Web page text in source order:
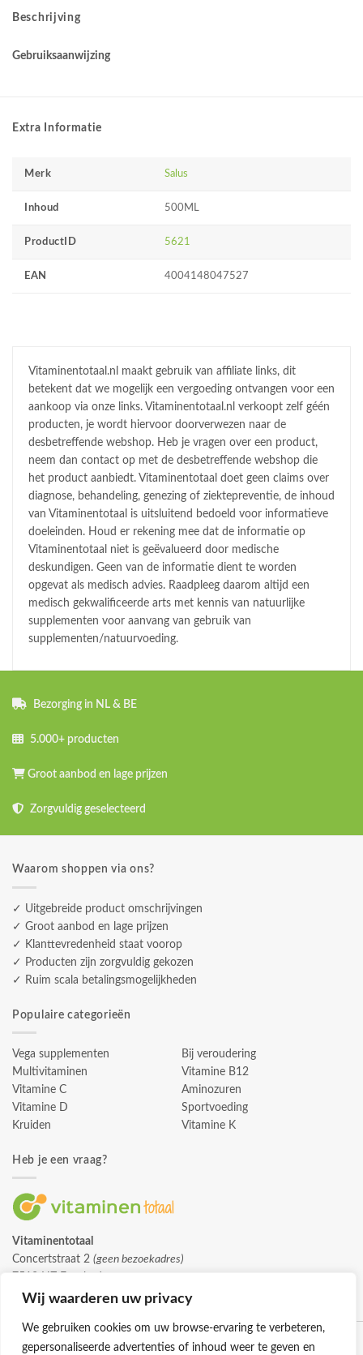
Wij waarderen uw privacy
We gebruiken cookies om uw browse-ervaring te verbeteren,
gepersonaliseerde advertenties of inhoud weer te geven en
Beschrijving
Gebruiksaanwijzing
Extra Informatie
Merk Salus
Inhoud 500ML
ProductID 5621
EAN 4004148047527
Vitaminentotaal.nl maakt gebruik van affiliate links, dit
betekent dat we mogelijk een vergoeding ontvangen voor een
aankoop via onze links. Vitaminentotaal.nl verkoopt zelf géén
producten, je wordt hiervoor doorverwezen naar de
desbetreffende webshop. Heb je vragen over een product,
neem dan contact op met de desbetreffende webshop die
het product aanbiedt. Vitaminentotaal doet geen claims over
diagnose, behandeling, genezing of ziektepreventie, de inhoud
van Vitaminentotaal is uitsluitend bedoeld voor informatieve
doeleinden. Houd er rekening mee dat de informatie op
Vitaminentotaal niet is geëvalueerd door medische
deskundigen. Geen van de informatie dient te worden
opgevat als medisch advies. Raadpleeg daarom altijd een
medisch gekwalificeerde arts met kennis van natuurlijke
supplementen voor aanvang van gebruik van
supplementen/natuurvoeding.
Bezorging in NL & BE
5.000+ producten
Groot aanbod en lage prijzen
Zorgvuldig geselecteerd
Waarom shoppen via ons?
✓ Uitgebreide product omschrijvingen
✓ Groot aanbod en lage prijzen
✓ Klanttevredenheid staat voorop
✓ Producten zijn zorgvuldig gekozen
✓ Ruim scala betalingsmogelijkheden
Populaire categorieën
Vega supplementen
Multivitaminen
Vitamine C
Vitamine D
Kruiden
Bij veroudering
Vitamine B12
Aminozuren
Sportvoeding
Vitamine K
Heb je een vraag?
Vitaminentotaal
Concertstraat 2 (geen bezoekadres)
info@vitaminentotaal.nl